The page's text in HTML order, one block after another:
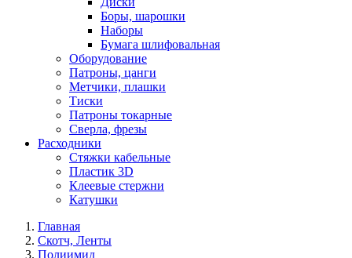
Боры, шарошки
Наборы
Бумага шлифовальная
Оборудование
Патроны, цанги
Метчики, плашки
Тиски
Патроны токарные
Сверла, фрезы
Расходники
Стяжки кабельные
Пластик 3D
Клеевые стержни
Катушки
Главная
Скотч, Ленты
Полиимид